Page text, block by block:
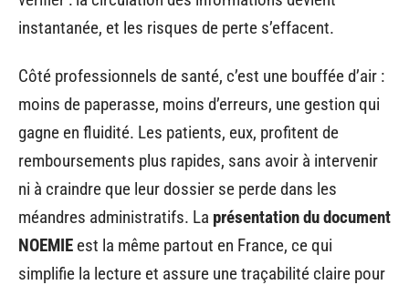
instantanée, et les risques de perte s’effacent.
Côté professionnels de santé, c’est une bouffée d’air :
moins de paperasse, moins d’erreurs, une gestion qui
gagne en fluidité. Les patients, eux, profitent de
remboursements plus rapides, sans avoir à intervenir
ni à craindre que leur dossier se perde dans les
méandres administratifs. La présentation du document
NOEMIE est la même partout en France, ce qui
simplifie la lecture et assure une traçabilité claire pour